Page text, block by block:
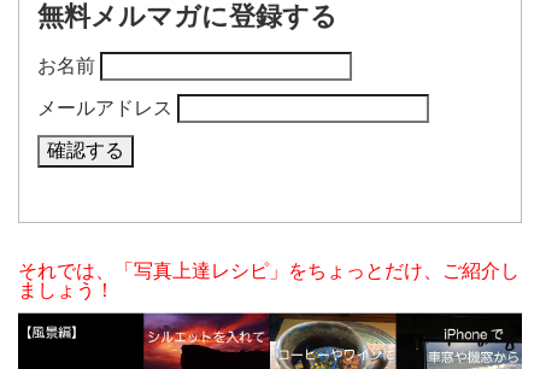
無料メルマガに登録する
お名前
メールアドレス
それでは、「写真上達レシピ」をちょっとだけ、ご紹介し
ましょう！